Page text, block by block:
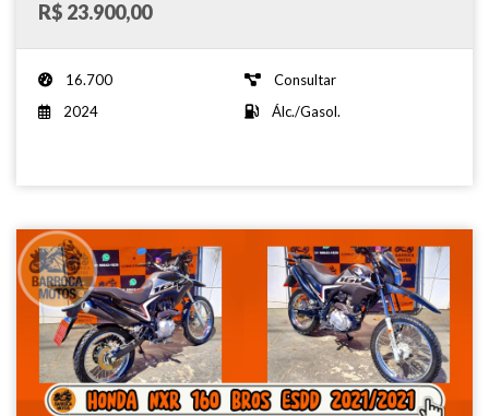
R$ 23.900,00
16.700
Consultar
2024
Álc./Gasol.